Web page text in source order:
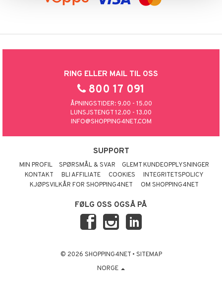
RING ELLER MAIL TIL OSS
800 17 091
ÅPNINGSTIDER: 9.00 - 15.00
LUNSJSTENGT 12.00 - 13.00
INFO@SHOPPING4NET.COM
SUPPORT
MIN PROFIL SPØRSMÅL & SVAR
GLEMT KUNDEOPPLYSNINGER
KONTAKT
BLI AFFILIATE COOKIES
INTEGRITETSPOLICY
KJØPSVILKÅR FOR SHOPPING4NET
OM SHOPPING4NET
FØLG OSS OGSÅ PÅ
© 2026 SHOPPING4NET • SITEMAP
NORGE